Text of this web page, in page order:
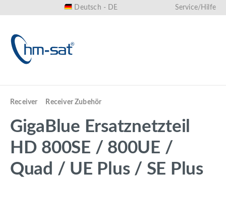
Deutsch - DE Service/Hilfe
Receiver Receiver Zubehör
GigaBlue Ersatznetzteil
HD 800SE / 800UE /
Quad / UE Plus / SE Plus